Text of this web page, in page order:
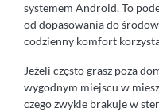
systemem Android. To
od dopasowania do
codzienny komfort
Jeżeli często grasz poza
wygodnym miejscu w
czego zwykle brakuje w